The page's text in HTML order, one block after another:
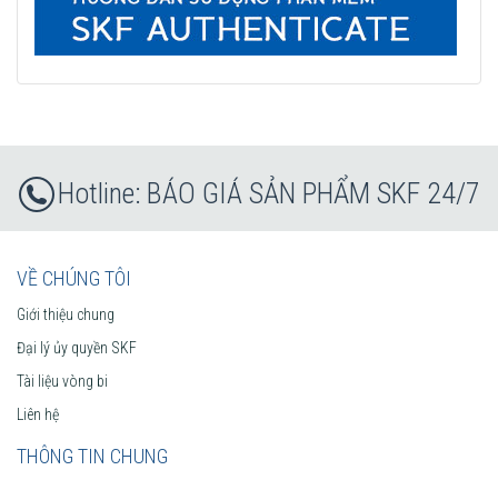
BÁO GIÁ SẢN PHẨM SKF 24/7
VỀ CHÚNG TÔI
Giới thiệu chung
Đại lý ủy quyền SKF
Tài liệu vòng bi
Liên hệ
THÔNG TIN CHUNG